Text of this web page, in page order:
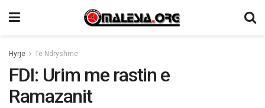
Hyrje Të Ndryshme
FDI: Urim me rastin e
Ramazanit